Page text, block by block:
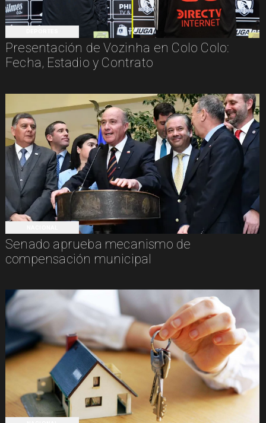
Presentación de Vozinha en Colo Colo:
Fecha, Estadio y Contrato
Senado aprueba mecanismo de
compensación municipal